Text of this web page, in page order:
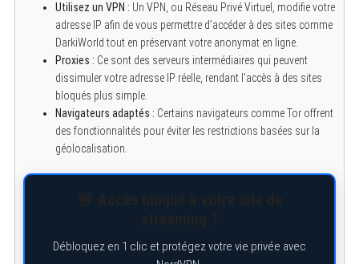
Utilisez un VPN : Un VPN, ou Réseau Privé Virtuel, modifie votre
adresse IP afin de vous permettre d’accéder à des sites comme
DarkiWorld tout en préservant votre anonymat en ligne.
Proxies : Ce sont des serveurs intermédiaires qui peuvent
dissimuler votre adresse IP réelle, rendant l’accès à des sites
bloqués plus simple.
Navigateurs adaptés : Certains navigateurs comme Tor offrent
des fonctionnalités pour éviter les restrictions basées sur la
géolocalisation.
Débloquez en 1 clic et protégez votre vie privée avec